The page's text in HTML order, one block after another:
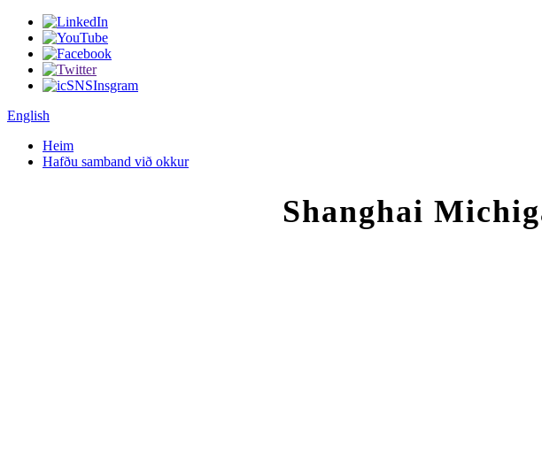
English
Heim
Hafðu samband við okkur
Shanghai